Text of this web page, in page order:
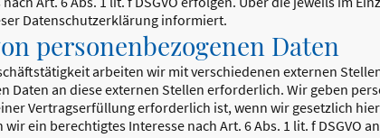
Datenschutzerklärung informiert.
personenbezogenen Daten
arbeiten wir mit verschiedenen externen
Daten an diese externen Stellen erforderlich. Wir geben
Vertragserfüllung erforderlich ist, wenn wir gesetzlich
ein berechtigtes Interesse nach Art. 6 Abs. 1 lit. f DSGVO